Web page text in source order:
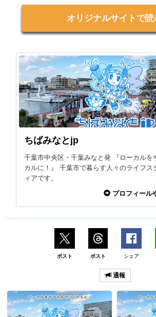
オリジナルサイトで読
ちばみなとjp
千葉市中央区・千葉みなと発 『ローカルを
カルに！』 千葉市で暮らす人々のライフス
ィアです。
プロフィール
ポスト ポスト シェア
通報